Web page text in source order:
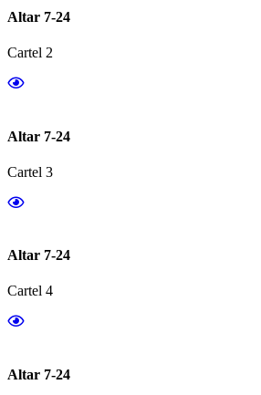
Altar 7-24
Cartel 2
Altar 7-24
Cartel 3
Altar 7-24
Cartel 4
Altar 7-24